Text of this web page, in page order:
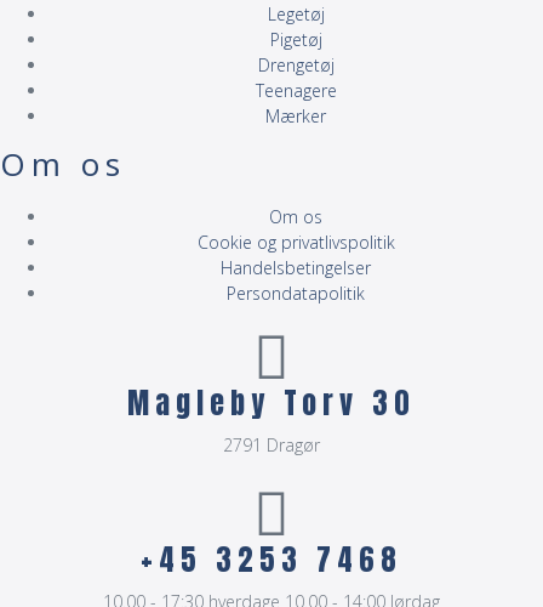
Legetøj
Pigetøj
Drengetøj
Teenagere
Mærker
Om os
Om os
Cookie og privatlivspolitik
Handelsbetingelser
Persondatapolitik
Magleby Torv 30
2791 Dragør
+45 3253 7468
10.00 - 17:30 hverdage 10.00 - 14:00 lørdag